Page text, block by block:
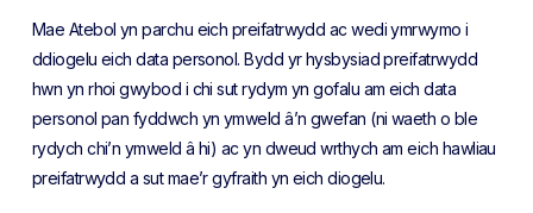
Mae Atebol yn parchu eich preifatrwydd ac wedi ymrwymo i
ddiogelu eich data personol. Bydd yr hysbysiad preifatrwydd
hwn yn rhoi gwybod i chi sut rydym yn gofalu am eich data
personol pan fyddwch yn ymweld â’n gwefan (ni waeth o ble
rydych chi’n ymweld â hi) ac yn dweud wrthych am eich hawliau
preifatrwydd a sut mae’r gyfraith yn eich diogelu.